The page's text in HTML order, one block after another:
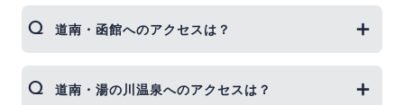
4エリアに分かれます。
そのうち道南は、函館・湯の川温泉などの地域を指
みの函館や、函館空港からも近くアクセス便利な湯
道南・函館へのアクセスは？
分です。函館旅行に欠かせない観光スポット「五稜
道南・湯の川温泉へのアクセスは？